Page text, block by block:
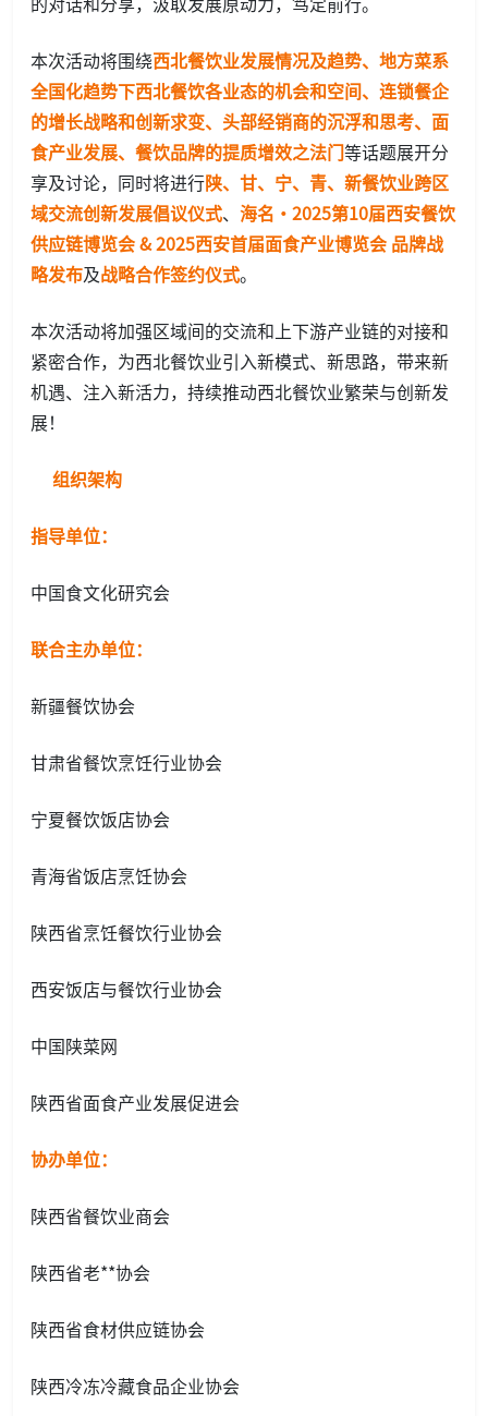
本次活动将围绕西北餐饮业发展情况及趋势、地方菜系
全国化趋势下西北餐饮各业态的机会和空间、连锁餐企
的增长战略和创新求变、头部经销商的沉浮和思考、面
食产业发展、餐饮品牌的提质增效之法门等话题展开分
享及讨论，同时将进行陕、甘、宁、青、新餐饮业跨区
域交流创新发展倡议仪式、 海名·2025第10届西安餐饮
供应链博览会 & 2025西安首届面食产业博览会 品牌战
略发布及战略合作签约仪式。
本次活动将加强区域间的交流和上下游产业链的对接和
紧密合作，为西北餐饮业引入新模式、新思路，带来新
机遇、注入新活力，持续推动西北餐饮业繁荣与创新发
展！
组织架构
指导单位：
中国食文化研究会
联合主办单位：
新疆餐饮协会
甘肃省餐饮烹饪行业协会
宁夏餐饮饭店协会
青海省饭店烹饪协会
陕西省烹饪餐饮行业协会
西安饭店与餐饮行业协会
中国陕菜网
陕西省面食产业发展促进会
协办单位：
陕西省餐饮业商会
陕西省老**协会
陕西省食材供应链协会
陕西冷冻冷藏食品企业协会